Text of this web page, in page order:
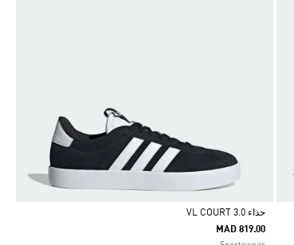
حذاء VL COURT 3.0
MAD 819.00